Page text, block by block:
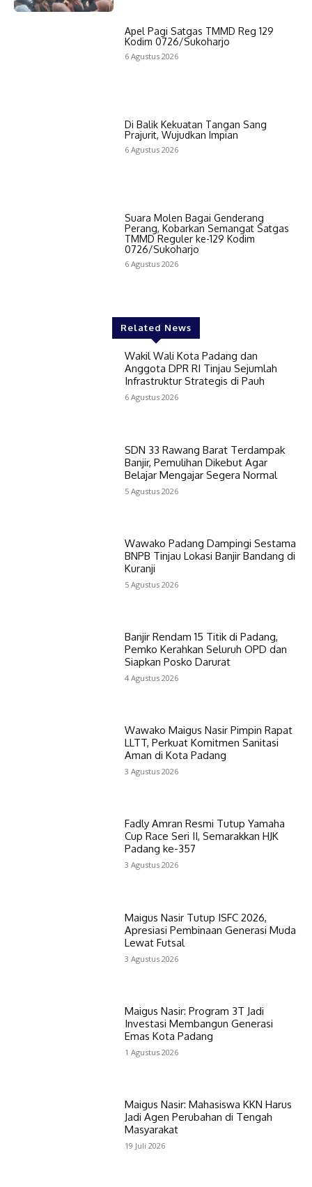
Apel Pagi Satgas TMMD Reg 129
Kodim 0726/Sukoharjo
6 Agustus 2026
Di Balik Kekuatan Tangan Sang
Prajurit, Wujudkan Impian
6 Agustus 2026
Suara Molen Bagai Genderang
Perang, Kobarkan Semangat Satgas
TMMD Reguler ke-129 Kodim
0726/Sukoharjo
6 Agustus 2026
Related News
Wakil Wali Kota Padang dan
Anggota DPR RI Tinjau Sejumlah
Infrastruktur Strategis di Pauh
6 Agustus 2026
SDN 33 Rawang Barat Terdampak
Banjir, Pemulihan Dikebut Agar
Belajar Mengajar Segera Normal
5 Agustus 2026
Wawako Padang Dampingi Sestama
BNPB Tinjau Lokasi Banjir Bandang di
Kuranji
5 Agustus 2026
Banjir Rendam 15 Titik di Padang,
Pemko Kerahkan Seluruh OPD dan
Siapkan Posko Darurat
4 Agustus 2026
Wawako Maigus Nasir Pimpin Rapat
LLTT, Perkuat Komitmen Sanitasi
Aman di Kota Padang
3 Agustus 2026
Fadly Amran Resmi Tutup Yamaha
Cup Race Seri II, Semarakkan HJK
Padang ke-357
3 Agustus 2026
Maigus Nasir Tutup ISFC 2026,
Apresiasi Pembinaan Generasi Muda
Lewat Futsal
3 Agustus 2026
Maigus Nasir: Program 3T Jadi
Investasi Membangun Generasi
Emas Kota Padang
1 Agustus 2026
Maigus Nasir: Mahasiswa KKN Harus
Jadi Agen Perubahan di Tengah
Masyarakat
19 Juli 2026